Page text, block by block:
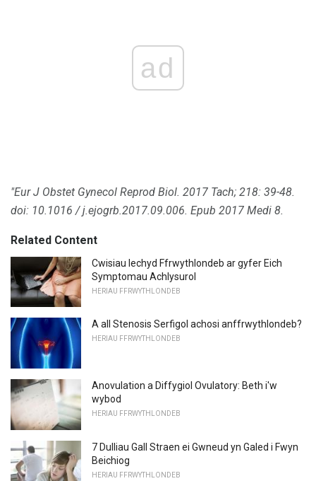
ad
"Eur J Obstet Gynecol Reprod Biol. 2017 Tach; 218: 39-48.
doi: 10.1016 / j.ejogrb.2017.09.006. Epub 2017 Medi 8.
Related Content
Cwisiau Iechyd Ffrwythlondeb ar gyfer Eich
Symptomau Achlysurol
HERIAU FFRWYTHLONDEB
A all Stenosis Serfigol achosi anffrwythlondeb?
HERIAU FFRWYTHLONDEB
Anovulation a Diffygiol Ovulatory: Beth i'w
wybod
HERIAU FFRWYTHLONDEB
7 Dulliau Gall Straen ei Gwneud yn Galed i Fwyn
Beichiog
HERIAU FFRWYTHLONDEB